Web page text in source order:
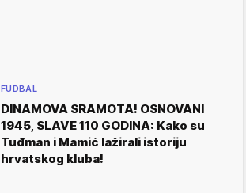
FUDBAL
DINAMOVA SRAMOTA! OSNOVANI
1945, SLAVE 110 GODINA: Kako su
Tuđman i Mamić lažirali istoriju
hrvatskog kluba!